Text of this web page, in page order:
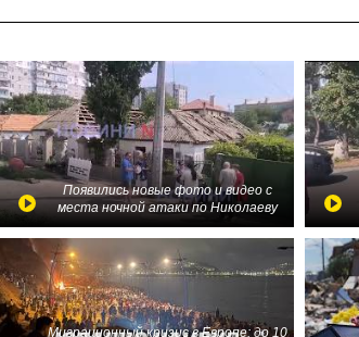
Появились новые фото и видео с
места ночной атаки по Николаеву
Миграционный кризис в Европе: до 10